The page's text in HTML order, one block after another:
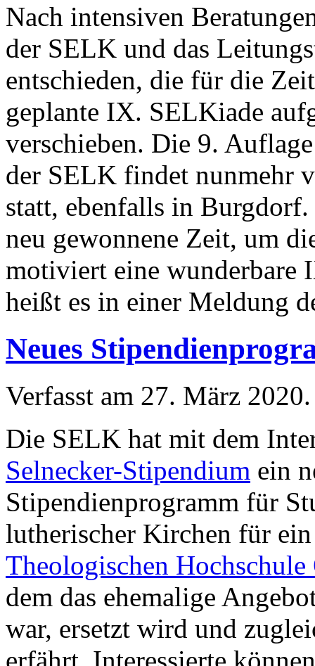
Nach intensiven
der SELK und das
entschieden, die für die
geplante IX. SELKiade
verschieben. Die 9.
der SELK findet nunmehr
statt, ebenfalls in
neu gewonnene Zeit, um
motiviert eine wunderbare
heißt es in einer Meldung
Neues
Verfasst am 27. März 2020.
Die SELK hat mit dem
Selnecker-Stipendium ein
Stipendienprogramm für
lutherischer Kirchen für
Theologischen Hochschule
dem das ehemalige
war, ersetzt wird und
erfährt. Interessierte